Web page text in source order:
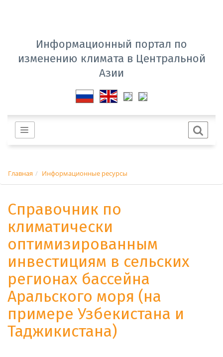
Информационный портал по
изменению климата в Центральной
Азии
Главная Информационные ресурсы
Справочник по
климатически
оптимизированным
инвестициям в сельских
регионах бассейна
Аральского моря (на
примере Узбекистана и
Таджикистана)